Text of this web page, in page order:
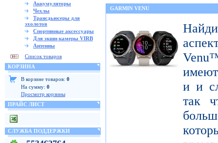
Аккумуляторы
Чехлы
Трансдьюсеры для
эхолотов
Спортивные аксессуары
Для экшн-камеры VIRB
Антенны
Список товаров
КОРЗИНА
В корзине товаров: 0
На сумму: 0
Просмотр корзины
ПРАЙС ЛИСТ
СЛУЖБА ПОДДЕРЖКИ
GARMIN VENU
и и
так